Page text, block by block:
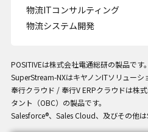
物流ITコンサルティング
物流システム開発
POSITIVEは株式会社電通総研の製品です。
SuperStream-NXはキヤノンITソリューシ
奉行クラウド / 奉行V ERPクラウドは株
タント（OBC）の製品です。
Salesforce®、Sales Cloud、及びその他は
お客様が当サイトを訪れると、ブラウザ
ザに保存された情報が取得されるこ
せる目的を中心に使われます。個人を直
は通常ありませんが、Web サイトのパ
ます。鈴与シンワートではプライバシ
Cookie については有効化を拒否できる
クリックすることで、それらの Cookie
おけるデフォルト設定を変更できます